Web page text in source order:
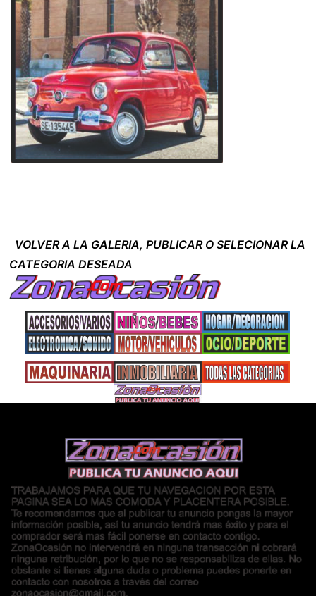
VOLVER A LA GALERIA, PUBLICAR O SELECIONAR LA
CATEGORIA DESEADA